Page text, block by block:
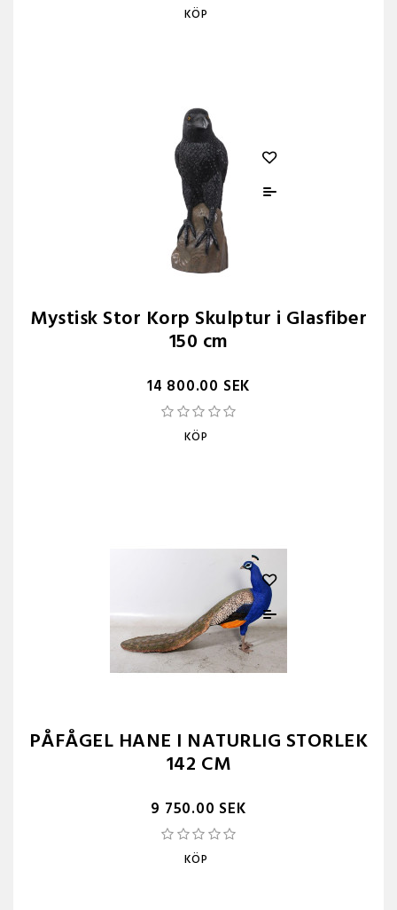
KÖP
Mystisk Stor Korp Skulptur i Glasfiber
150 cm
14 800.00 SEK
KÖP
PÅFÅGEL HANE I NATURLIG STORLEK
142 CM
9 750.00 SEK
KÖP